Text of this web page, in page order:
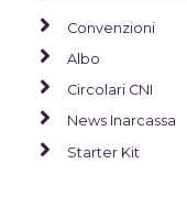
Convenzioni
Albo
Circolari CNI
News Inarcassa
Starter Kit